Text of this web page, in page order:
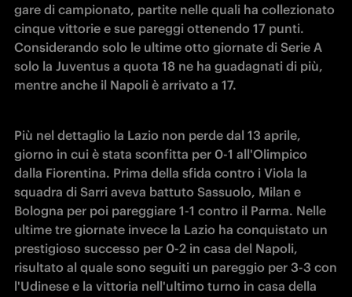
gare di campionato, partite nelle quali ha collezionato
cinque vittorie e sue pareggi ottenendo 17 punti.
Considerando solo le ultime otto giornate di Serie A
solo la Juventus a quota 18 ne ha guadagnati di più,
mentre anche il Napoli è arrivato a 17.
Più nel dettaglio la Lazio non perde dal 13 aprile,
giorno in cui è stata sconfitta per 0-1 all'Olimpico
dalla Fiorentina. Prima della sfida contro i Viola la
squadra di Sarri aveva battuto Sassuolo, Milan e
Bologna per poi pareggiare 1-1 contro il Parma. Nelle
ultime tre giornate invece la Lazio ha conquistato un
prestigioso successo per 0-2 in casa del Napoli,
risultato al quale sono seguiti un pareggio per 3-3 con
l'Udinese e la vittoria nell'ultimo turno in casa della